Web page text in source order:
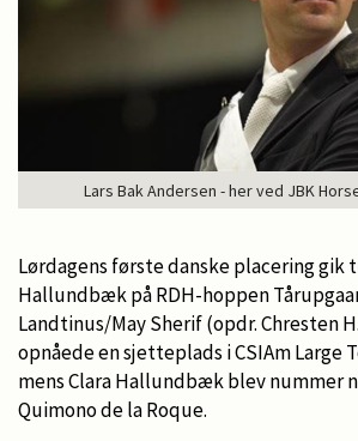
Lars Bak Andersen - her ved JBK
Lørdagens første danske placering gik
Hallundbæk på RDH-hoppen
Landtinus/May Sherif (opdr. Chresten
opnåede en sjetteplads i CSIAm Large
mens Clara Hallundbæk blev nummer
Quimono de la Roque.